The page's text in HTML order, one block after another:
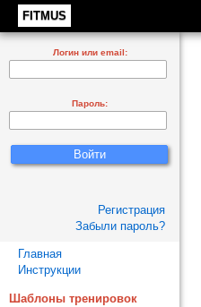
FITMUS
Логин или email:
Пароль:
Регистрация
Забыли пароль?
Главная
Инструкции
Шаблоны тренировок